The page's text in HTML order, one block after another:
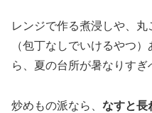
レンジで作る煮浸しや、
（包丁なしでいけるやつ
ら、夏の台所が暑なりすぎ
炒めもの派なら、 なすと長